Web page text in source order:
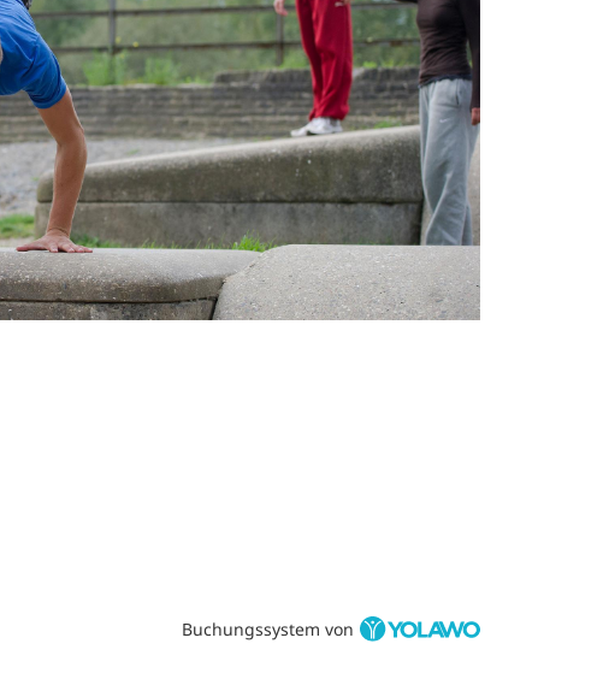
Buchungssystem von
Kontakt
T: 05971-97490
E: info@tvjahnrheine.de
facebook
instagram